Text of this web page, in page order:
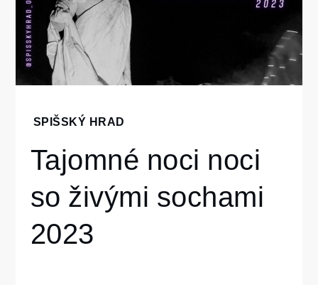
Home
hrad
Tajomné
noci
noci so
živými
sochami
SPIŠSKÝ HRAD
Tajomné noci noci
so živými sochami
2023